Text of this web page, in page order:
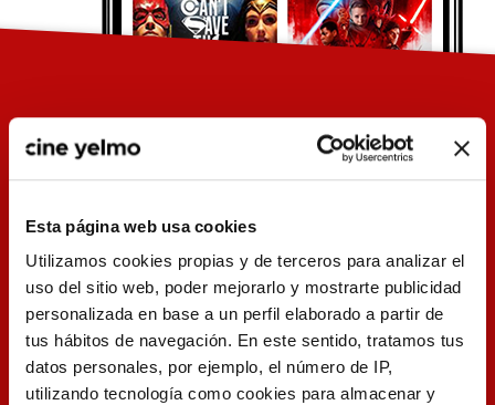
Esta página web usa cookies
Utilizamos cookies propias y de terceros para analizar el
uso del sitio web, poder mejorarlo y mostrarte publicidad
personalizada en base a un perfil elaborado a partir de
tus hábitos de navegación. En este sentido, tratamos tus
datos personales, por ejemplo, el número de IP,
utilizando tecnología como cookies para almacenar y
Entradas